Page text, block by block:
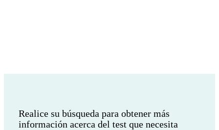
Realice su búsqueda para obtener más
información acerca del test que necesita